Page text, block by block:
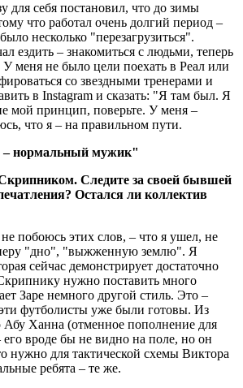
для себя постановил, что до зимы
что работал очень долгий период –
несколько "перезагрузиться".
ездить – знакомиться с людьми, теперь
меня не было цели поехать в Реал или
со звездными тренерами и
в Instagram и сказать: "Я там был. Я
мой принцип, поверьте. У меня –
что я – на правильном пути.
нормальный мужик"
Следите за своей бывшей
Остался ли коллектив
побоюсь этих слов, – что я ушел, не
"дно", "выжженную землю". Я
сейчас демонстрирует достаточно
нужно поставить много
Заре немного другой стиль. Это –
футболисты уже были готовы. Из
Абу Ханна (отменное пополнение для
вроде бы не видно на поле, но он
нужно для тактической схемы Виктора
ребята – те же.